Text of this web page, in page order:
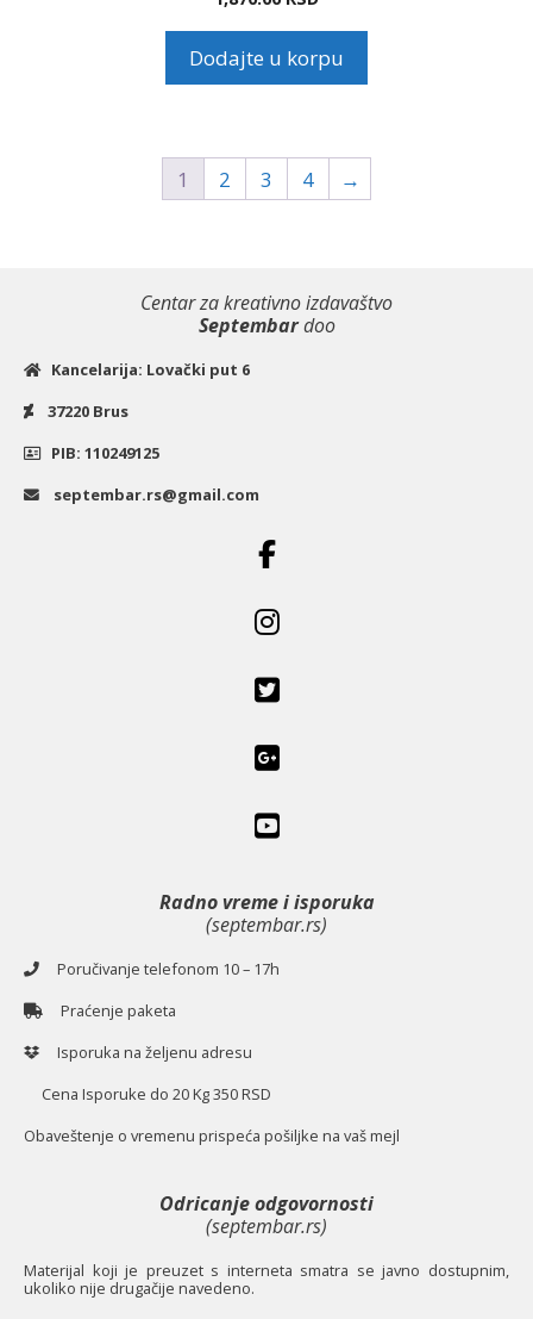
Dodajte u korpu
1 2 3 4 →
Centar za kreativno izdavaštvo
Septembardoo
Kancelarija: Lovački put 6
37220 Brus
PIB: 110249125
septembar.rs@gmail.com
Radno vreme i isporuka
(septembar.rs)
Poručivanje telefonom 10 – 17h
Praćenje paketa
Isporuka na željenu adresu
Cena Isporuke do 20 Kg 350 RSD
Obaveštenje o vremenu prispeća pošiljke na vaš mejl
Odricanje odgovornosti
(septembar.rs)
Materijal koji je preuzet s interneta smatra se javno dostupnim,
ukoliko nije drugačije navedeno.